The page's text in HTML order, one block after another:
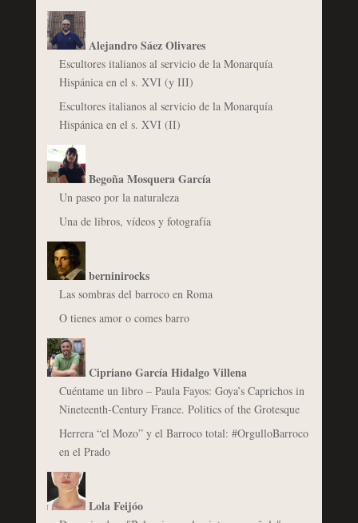
Alejandro Sáez Olivares
Escultores italianos al servicio de la Monarquía
Hispánica en el s. XVI (y III)
Escultores italianos al servicio de la Monarquía
Hispánica en el s. XVI (II)
Begoña Mosquera García
Un paseo por la naturaleza
Una de libros, vídeos y fotografía
berninirocks
Las sombras del barroco en Roma
O tienes amor o comes barro
Cipriano García Hidalgo Villena
Cuéntame un libro – Paula Fayos: Goya’s Caprichos in
Nineteenth-Century France. Politics of the Grotesque
Herrera “el Mozo” y el Barroco total: #OrgulloBarroco
en el Prado
Lola Feijóo